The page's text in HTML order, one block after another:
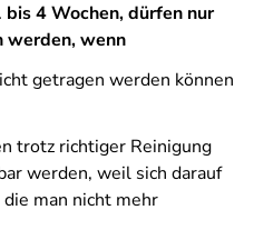
4 Wochen, dürfen nur
werden, wenn
getragen werden können
trotz richtiger Reinigung
werden, weil sich darauf
man nicht mehr